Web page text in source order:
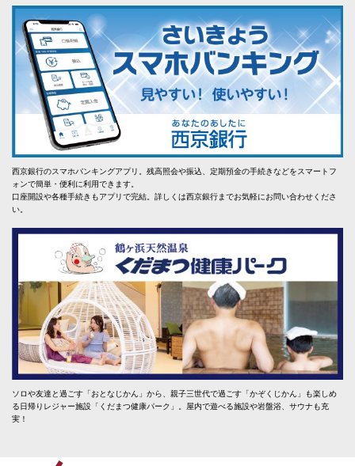
西京銀行のスマホバンキングアプリ。残高照会や振込、定期預金の手続きなどをスマートフ
ォンで簡単・便利に利用できます。
口座開設や各種手続きもアプリで完結。詳しくは西京銀行までお気軽にお問い合わせくださ
い。
ソロや友達と過ごす「おとなじかん」から、親子三世代で過ごす「かぞくじかん」も楽しめ
る日帰りレジャー施設「くだまつ健康パーク」。屋内で遊べる施設や岩盤浴、サウナも充
実！